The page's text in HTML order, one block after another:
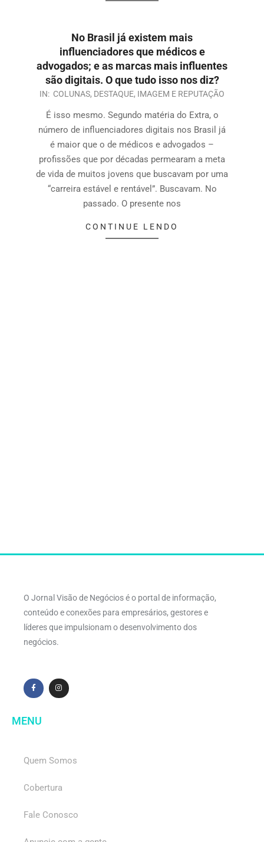
No Brasil já existem mais
influenciadores que médicos e
advogados; e as marcas mais influentes
são digitais. O que tudo isso nos diz?
IN: COLUNAS, DESTAQUE, IMAGEM E REPUTAÇÃO
É isso mesmo. Segundo matéria do Extra, o
número de influenciadores digitais nos Brasil já
é maior que o de médicos e advogados –
profissões que por décadas permearam a meta
de vida de muitos jovens que buscavam por uma
“carreira estável e rentável”. Buscavam. No
passado. O presente nos
CONTINUE LENDO
O Jornal Visão de Negócios é o portal de informação,
conteúdo e conexões para empresários, gestores e
líderes que impulsionam o desenvolvimento dos
negócios.
MENU
Quem Somos
Cobertura
Fale Conosco